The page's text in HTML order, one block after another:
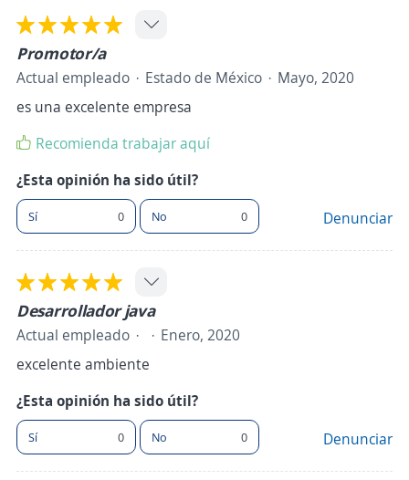
Promotor/a
Actual empleado Estado de México
Mayo, 2020
es una excelente empresa
Recomienda trabajar aquí
¿Esta opinión ha sido útil?
Sí 0 No 0 Denunciar
Desarrollador java
Actual empleado
Enero, 2020
excelente ambiente
¿Esta opinión ha sido útil?
Sí 0 No 0 Denunciar